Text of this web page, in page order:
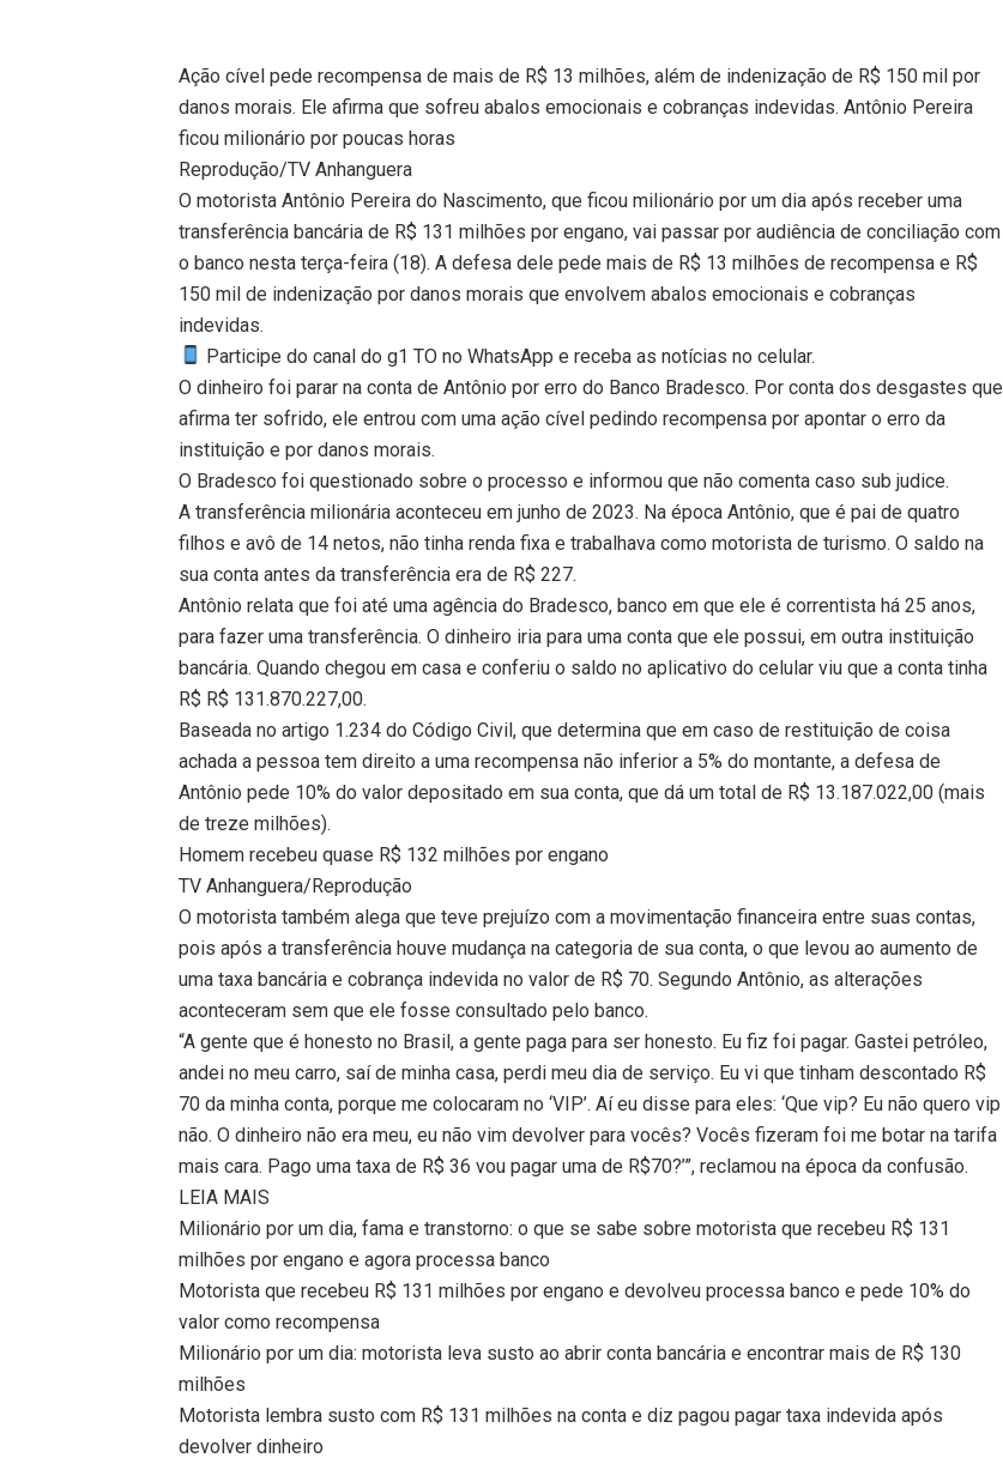
Ação cível pede recompensa de mais de R$ 13 milhões, além de indenização de R$ 150 mil por
danos morais. Ele afirma que sofreu abalos emocionais e cobranças indevidas. Antônio Pereira
ficou milionário por poucas horas
Reprodução/TV Anhanguera
O motorista Antônio Pereira do Nascimento, que ficou milionário por um dia após receber uma
transferência bancária de R$ 131 milhões por engano, vai passar por audiência de conciliação com
o banco nesta terça-feira (18). A defesa dele pede mais de R$ 13 milhões de recompensa e R$
150 mil de indenização por danos morais que envolvem abalos emocionais e cobranças
indevidas.
Participe do canal do g1 TO no WhatsApp e receba as notícias no celular.
O dinheiro foi parar na conta de Antônio por erro do Banco Bradesco. Por conta dos desgastes que
afirma ter sofrido, ele entrou com uma ação cível pedindo recompensa por apontar o erro da
instituição e por danos morais.
O Bradesco foi questionado sobre o processo e informou que não comenta caso sub judice.
A transferência milionária aconteceu em junho de 2023. Na época Antônio, que é pai de quatro
filhos e avô de 14 netos, não tinha renda fixa e trabalhava como motorista de turismo. O saldo na
sua conta antes da transferência era de R$ 227.
Antônio relata que foi até uma agência do Bradesco, banco em que ele é correntista há 25 anos,
para fazer uma transferência. O dinheiro iria para uma conta que ele possui, em outra instituição
bancária. Quando chegou em casa e conferiu o saldo no aplicativo do celular viu que a conta tinha
R$ R$ 131.870.227,00.
Baseada no artigo 1.234 do Código Civil, que determina que em caso de restituição de coisa
achada a pessoa tem direito a uma recompensa não inferior a 5% do montante, a defesa de
Antônio pede 10% do valor depositado em sua conta, que dá um total de R$ 13.187.022,00 (mais
de treze milhões).
Homem recebeu quase R$ 132 milhões por engano
TV Anhanguera/Reprodução
O motorista também alega que teve prejuízo com a movimentação financeira entre suas contas,
pois após a transferência houve mudança na categoria de sua conta, o que levou ao aumento de
uma taxa bancária e cobrança indevida no valor de R$ 70. Segundo Antônio, as alterações
aconteceram sem que ele fosse consultado pelo banco.
“A gente que é honesto no Brasil, a gente paga para ser honesto. Eu fiz foi pagar. Gastei petróleo,
andei no meu carro, saí de minha casa, perdi meu dia de serviço. Eu vi que tinham descontado R$
70 da minha conta, porque me colocaram no ‘VIP’. Aí eu disse para eles: ‘Que vip? Eu não quero vip
não. O dinheiro não era meu, eu não vim devolver para vocês? Vocês fizeram foi me botar na tarifa
mais cara. Pago uma taxa de R$ 36 vou pagar uma de R$70?’”, reclamou na época da confusão.
LEIA MAIS
Milionário por um dia, fama e transtorno: o que se sabe sobre motorista que recebeu R$ 131
milhões por engano e agora processa banco
Motorista que recebeu R$ 131 milhões por engano e devolveu processa banco e pede 10% do
valor como recompensa
Milionário por um dia: motorista leva susto ao abrir conta bancária e encontrar mais de R$ 130
milhões
Motorista lembra susto com R$ 131 milhões na conta e diz pagou pagar taxa indevida após
devolver dinheiro